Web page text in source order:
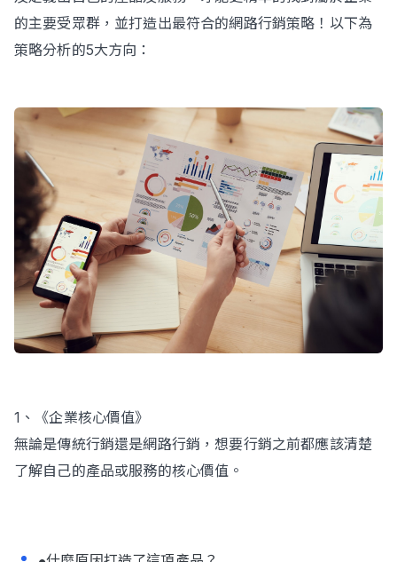
的主要受眾群，並打造出最符合的網路行銷策略！以下為
策略分析的5大方向：
1、《企業核心價值》
無論是傳統行銷還是網路行銷，想要行銷之前都應該清楚
了解自己的產品或服務的核心價值。